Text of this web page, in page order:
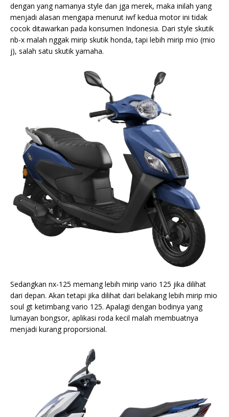
dengan yang namanya style dan jga merek, maka inilah yang
menjadi alasan mengapa menurut iwf kedua motor ini tidak
cocok ditawarkan pada konsumen Indonesia. Dari style skutik
nb-x malah nggak mirip skutik honda, tapi lebih mirip mio (mio
j), salah satu skutik yamaha.
Sedangkan nx-125 memang lebih mirip vario 125 jika dilihat
dari depan. Akan tetapi jika dilihat dari belakang lebih mirip mio
soul gt ketimbang vario 125. Apalagi dengan bodinya yang
lumayan bongsor, aplikasi roda kecil malah membuatnya
menjadi kurang proporsional.